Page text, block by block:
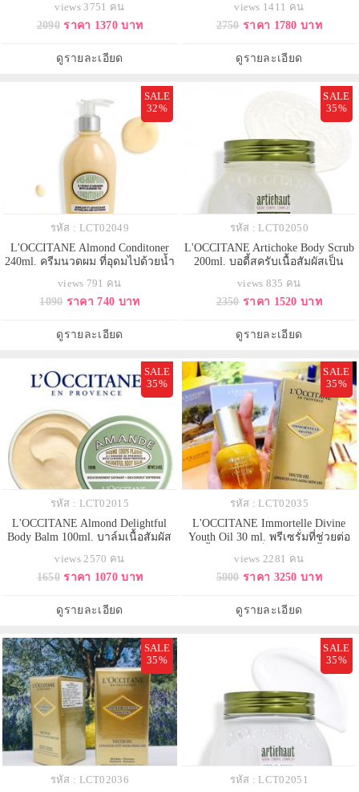
ครีมน้ำนมละเอียดอ่อน ด้วยส่วนผสม
ของ Almond เข้าบำรุงผิวให้นุ่ม
กลับสมดุลให้ผิว กลิ่นละมุน สะอาด
ไม่แห้งตึง และยังสาม
views 3751 คน
2090 ราคา 1370 บาท
ดูรายละเอียด
ชุ่มชื้น นุ่มลื่น ปรับให้ผิวดูเด็กลง เพิ่ม
ความสมดุลให้ผิวและไมโครไบโอม
ผิว เพิ่มความรื่นรมย์ในการบำรุงผิวที่
มีประสิทธิภาพสูง พ
views 1411 คน
2750 ราคา 1780 บาท
ดูรายละเอียด
SALE
32%
รหัส : LCT02049
L'OCCITANE Almond Conditoner
240ml. ครีมนวดผม ที่อุดมไปด้วยน้ำ
สัมผัสที่นุ่มขึ้นของเส้นผม และลด
การพันกัน คงกลิ่นหอมนุ่มนวลอย่าง
กลิ่นอัลมอนด์ สดชื่นด้วยกลิ่นเบอกา
มอท แนะนำให้ใช้ควบคู่กับ Almond
views 791 คน
1090 ราคา 740 บาท
ดูรายละเอียด
SALE
35%
รหัส : LCT02050
L'OCCITANE Artichoke Body Scrub
200ml. บอดี้สครับเนื้อสัมผัสเป็น
เซลล์ผิวที่เสื่อมสภาพ ช่วยลดเซลล์
ลูไลท์โดย 97% ของผู้ใช้รู้สึกว่าผิวแล
views 835 คน
2350 ราคา 1520 บาท
ดูรายละเอียด
SALE
35%
รหัส : LCT02015
L'OCCITANE Almond Delightful
Body Balm 100ml. บาล์มเนื้อสัมผัส
ง่ายดาย มอบความชุ่มชื้น ปกป้องผิว
จากความแห้งกร้าน ผิวเนียนนุ่ม
มอ่อนๆ ผ่อนคลาย
views 2570 คน
1650 ราคา 1070 บาท
ดูรายละเอียด
SALE
35%
รหัส : LCT02035
L'OCCITANE Immortelle Divine
Youth Oil 30 ml. พรีเซรั่มที่ช่วยต่อ
แสนละเอียด ซึมซาบอย่างรวดเร็ว
ช่วยให้ผิวแลดูเอิบอิ่ม มีออร่า และ
views 2281 คน
5000 ราคา 3250 บาท
ดูรายละเอียด
SALE
35%
รหัส : LCT02036
SALE
35%
รหัส : LCT02051